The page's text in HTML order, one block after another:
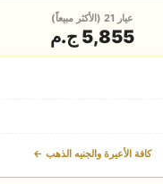
عيار 21 (الأكثر مبيعاً)
5,855 ج.م
كافة الأعيرة والجنيه الذهب ←